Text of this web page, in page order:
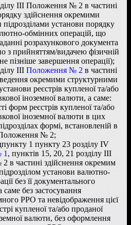
ІІІ Положення № 2 в частині
здійснення окремими
установи порядку
обмінних операцій, що
розрахункового документа
з прийняттям/видачею фізичній
пізніше завершення операції);
ІІІ Положення № 2 в частині
окремими структурними
реєстрів купленої та/або
іноземної валюти, а саме:
форм реєстрів купленої та/або
іноземної валюти в цих
формі, встановленій в
№ 2;
1 пункту 23 розділу IV
1 , пунктів 15, 20, 21 розділу ІІІ
в частині здійснення окремим
установи валютно-
без її документального
без застосування
РРО та невідображення цієї
купленої та/або проданої
валюти, без оформлення